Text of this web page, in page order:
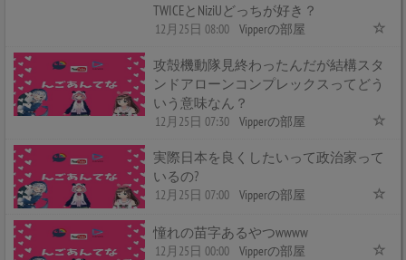
TWICEとNiziUどっちが好き？
12月25日 08:00 Vipperの部屋
攻殻機動隊見終わったんだが結構スタ
ンドアローンコンプレックスってどう
いう意味なん？
12月25日 07:30 Vipperの部屋
実際日本を良くしたいって政治家って
いるの?
12月25日 07:00 Vipperの部屋
憧れの苗字あるやつwwww
12月25日 00:00 Vipperの部屋